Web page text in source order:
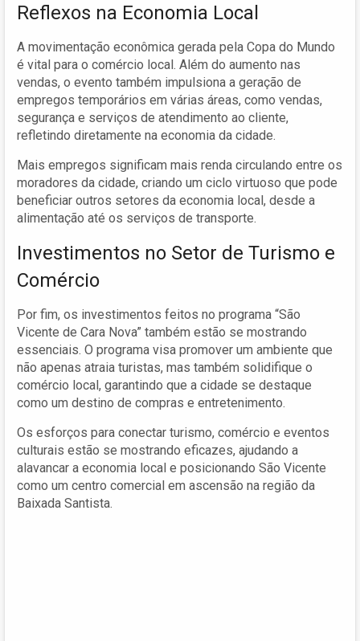
Reflexos na Economia Local
A movimentação econômica gerada pela Copa do Mundo
é vital para o comércio local. Além do aumento nas
vendas, o evento também impulsiona a geração de
empregos temporários em várias áreas, como vendas,
segurança e serviços de atendimento ao cliente,
refletindo diretamente na economia da cidade.
Mais empregos significam mais renda circulando entre os
moradores da cidade, criando um ciclo virtuoso que pode
beneficiar outros setores da economia local, desde a
alimentação até os serviços de transporte.
Investimentos no Setor de Turismo e
Comércio
Por fim, os investimentos feitos no programa “São
Vicente de Cara Nova” também estão se mostrando
essenciais. O programa visa promover um ambiente que
não apenas atraia turistas, mas também solidifique o
comércio local, garantindo que a cidade se destaque
como um destino de compras e entretenimento.
Os esforços para conectar turismo, comércio e eventos
culturais estão se mostrando eficazes, ajudando a
alavancar a economia local e posicionando São Vicente
como um centro comercial em ascensão na região da
Baixada Santista.